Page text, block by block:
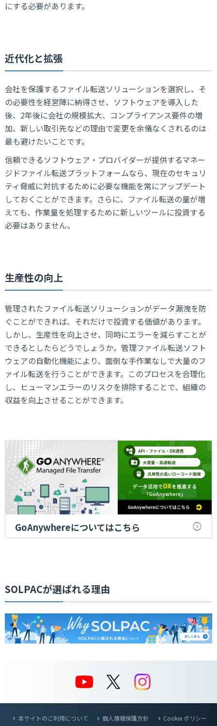
にする必要があります。
近代化と拡張
会社を保護するファイル転送ソリューションを選択し、そ
の必要性を経営陣に納得させ、ソフトウェアを導入した
後、2年後に会社の規模拡大、コンプライアンス要件の増
加、新しい取引先などの理由で変更を余儀なくされるのは
最も避けたいことです。
信頼できるソフトウェア・プロバイダーが提供するマネー
ジドファイル転送プラットフォームなら、現在のセキュリ
ティ脅威に対抗するために必要な機能を常にアップデート
しておくことができます。さらに、ファイル転送の量が増
えても、作業量を処理するために新しいツールに投資する
必要はありません。
生産性の向上
管理されたファイル転送ソリューションがデータ漏洩を防
ぐことができれば、それだけで投資する価値があります。
しかし、生産性を向上させ、同時にエラーを減らすことが
できるとしたらどうでしょうか。管理ファイル転送ソフト
ウェアの自動化機能により、面倒な手作業なしで大量のフ
ァイル転送を行うことができます。このプロセスを合理化
し、ヒューマンエラーのリスクを排除することで、組織の
収益を向上させることができます。
GoAnywhereについてはこちら
SOLPACが選ばれる理由
本サイトのご利用について 個人情報保護方針
Cookie ポリシー